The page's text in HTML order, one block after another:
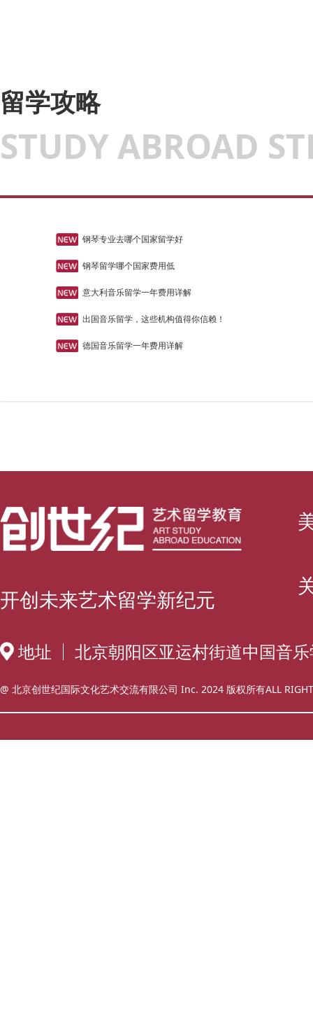
留学攻略
STUDY ABROAD
钢琴专业去哪个国家留学好
钢琴留学哪个国家费用低
意大利音乐留学一年费用详解
出国音乐留学，这些机构值得你信赖！
德国音乐留学一年费用详解
开创未来艺术留学新纪元
地址 北京朝阳区亚运村街道中国音
@ 北京创世纪国际文化艺术交流有限公司 Inc. 2024 版权所有ALL